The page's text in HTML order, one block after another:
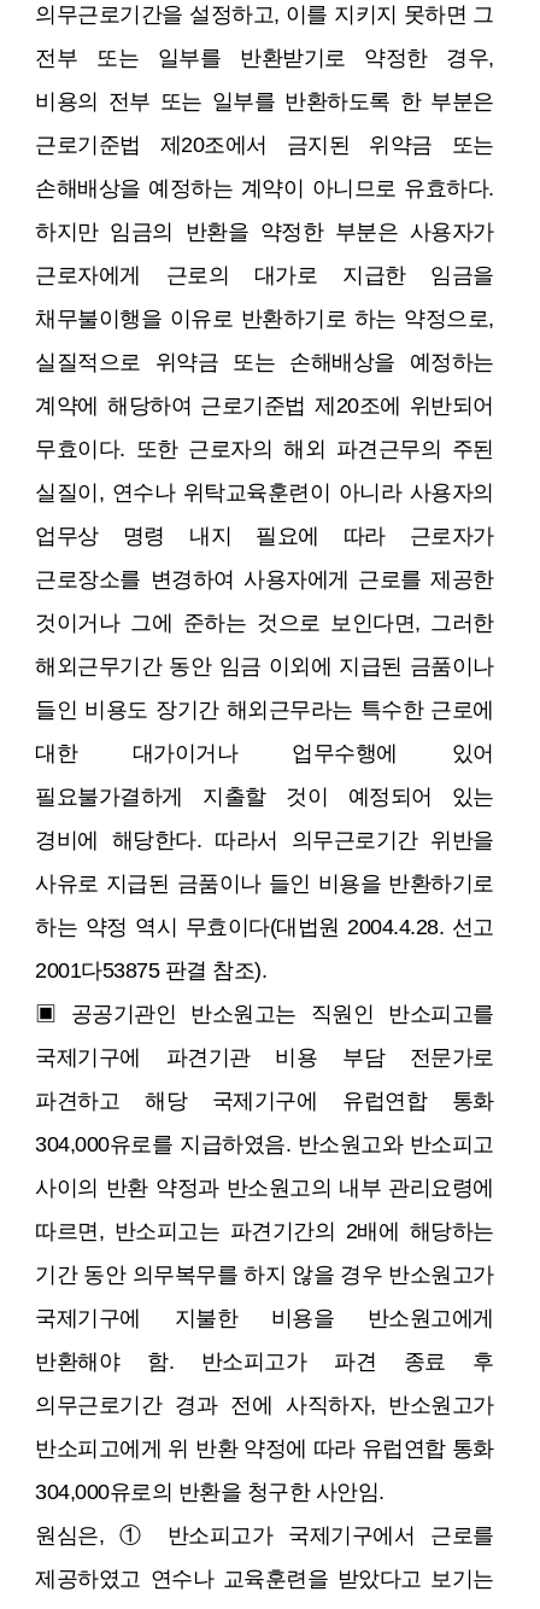
의무근로기간을 설정하고, 이를 지키지 못하면 그
전부 또는 일부를 반환받기로 약정한 경우,
비용의 전부 또는 일부를 반환하도록 한 부분은
근로기준법 제20조에서 금지된 위약금 또는
손해배상을 예정하는 계약이 아니므로 유효하다.
하지만 임금의 반환을 약정한 부분은 사용자가
근로자에게 근로의 대가로 지급한 임금을
채무불이행을 이유로 반환하기로 하는 약정으로,
실질적으로 위약금 또는 손해배상을 예정하는
계약에 해당하여 근로기준법 제20조에 위반되어
무효이다. 또한 근로자의 해외 파견근무의 주된
실질이, 연수나 위탁교육훈련이 아니라 사용자의
업무상 명령 내지 필요에 따라 근로자가
근로장소를 변경하여 사용자에게 근로를 제공한
것이거나 그에 준하는 것으로 보인다면, 그러한
해외근무기간 동안 임금 이외에 지급된 금품이나
들인 비용도 장기간 해외근무라는 특수한 근로에
대한 대가이거나 업무수행에 있어
필요불가결하게 지출할 것이 예정되어 있는
경비에 해당한다. 따라서 의무근로기간 위반을
사유로 지급된 금품이나 들인 비용을 반환하기로
하는 약정 역시 무효이다(대법원 2004.4.28. 선고
2001다53875 판결 참조).
▣ 공공기관인 반소원고는 직원인 반소피고를
국제기구에 파견기관 비용 부담 전문가로
파견하고 해당 국제기구에 유럽연합 통화
304,000유로를 지급하였음. 반소원고와 반소피고
사이의 반환 약정과 반소원고의 내부 관리요령에
따르면, 반소피고는 파견기간의 2배에 해당하는
기간 동안 의무복무를 하지 않을 경우 반소원고가
국제기구에 지불한 비용을 반소원고에게
반환해야 함. 반소피고가 파견 종료 후
의무근로기간 경과 전에 사직하자, 반소원고가
반소피고에게 위 반환 약정에 따라 유럽연합 통화
304,000유로의 반환을 청구한 사안임.
원심은, ① 반소피고가 국제기구에서 근로를
제공하였고 연수나 교육훈련을 받았다고 보기는